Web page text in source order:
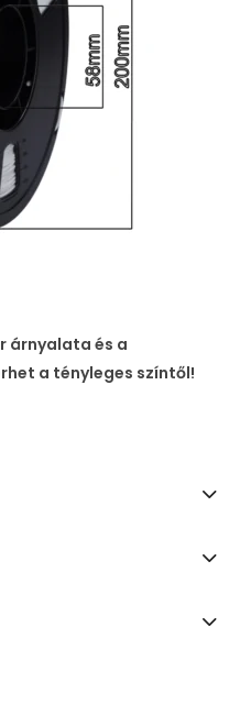
árnyalata és a
a tényleges színtől!